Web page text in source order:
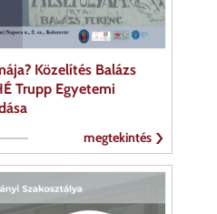
Közelítés Balázs
Trupp Egyetemi
megtekintés